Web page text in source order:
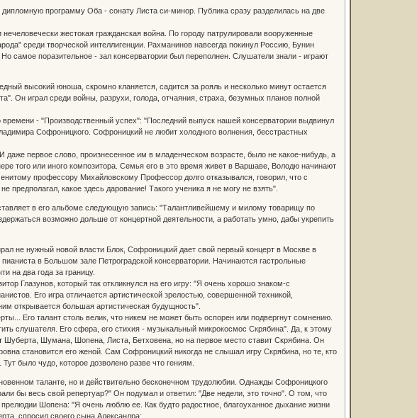
программу Оба - сонату Листа си-минор. Публика сразу разделилась на две
жестокая гражданская война. По городу патрулировали вооруженные
среди творческой интеллигенции. Рахманинов навсегда покинул Россию, Бунин
самое поразительное - зал консерватории был переполнен. Слушатели знали - играют
высокий юноша, скромно кланяется, садится за рояль и несколько минут остается
Он играл среди войны, разрухи, голода, отчаяния, страха, безумных планов полной
времени - "Производственный успех": "Последний выпуск нашей консерватории выдвинул
Софроницкого. Софроницкий не любит холодного волнения, бесстрастных
первое слово, произнесенное им в младенческом возрасте, было не какое-нибудь, а
того или иного композитора. Семья его в это время живет в Варшаве, Володю начинают
профессору Михайловскому Профессор долго отказывался, говорил, что с
какое здесь дарование! Такого ученика я не могу не взять".
в его альбоме следующую запись: "Талантливейшему и милому товарищу по
возможно дольше от концертной деятельности, а работать умно, дабы укрепить
не нужный новой власти Блок, Софроницкий дает свой первый концерт в Москве в
в Большом зале Петроградской консерватории. Начинаются гастрольные
на два года за границу.
Глазунов, который так откликнулся на его игру: "Я очень хорошо знаком-с
Его игра отличается артистической зрелостью, совершенной техникой,
открывается большая артистическая будущность".
Его талант столь велик, что никем не может быть оспорен или подвергнут сомнению.
слушателя. Его сфера, его стихия - музыкальный микрокосмос Скрябина". Да, к этому
Шуберта, Шумана, Шопена, Листа, Бетховена, но на первое место ставит Скрябина. Он
становится его женой. Сам Софроницкий никогда не слышал игру Скрябина, но те, кто
было чудо, которое дозволено разве что гениям.
таланте, но и действительно бесконечном трудолюбии. Однажды Софроницкого
бы весь свой репертуар?" Он подумал и ответил: "Две недели, это точно". О том, что
Шопена: "Я очень люблю ее. Как будто радостное, благоуханное дыхание жизни
спросил своего сына Александра: